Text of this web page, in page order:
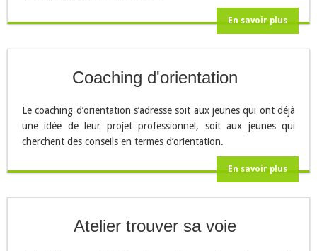
En savoir plus
Coaching d'orientation
Le coaching d’orientation s’adresse soit aux jeunes qui ont déjà
une idée de leur projet professionnel, soit aux jeunes qui
cherchent des conseils en termes d’orientation.
En savoir plus
Atelier trouver sa voie